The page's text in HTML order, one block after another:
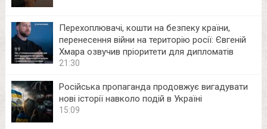
Перехоплювачі, кошти на безпеку країни,
перенесення війни на територію росії: Євгеній
Хмара озвучив пріоритети для дипломатів
21:30
Російська пропаганда продовжує вигадувати
нові історії навколо подій в Україні
15:09